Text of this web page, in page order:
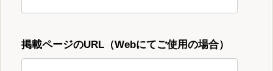
掲載ページのURL（Webにてご使用の場合）